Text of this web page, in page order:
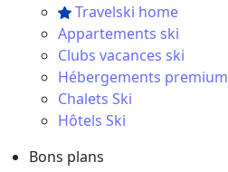
Travelski home
Appartements ski
Clubs vacances ski
Hébergements premium
Chalets Ski
Hôtels Ski
Bons plans